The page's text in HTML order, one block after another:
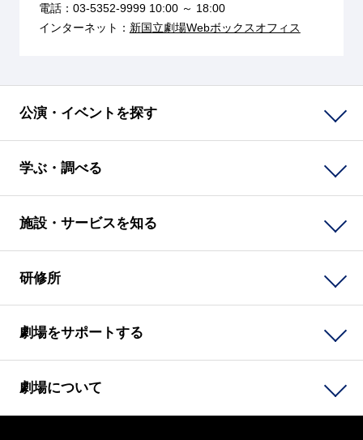
電話： 03-5352-999910:00 ～ 18:00
インターネット： 新国立劇場Webボックスオフィス
公演・イベントを探す
学ぶ・調べる
施設・サービスを知る
研修所
劇場をサポートする
劇場について